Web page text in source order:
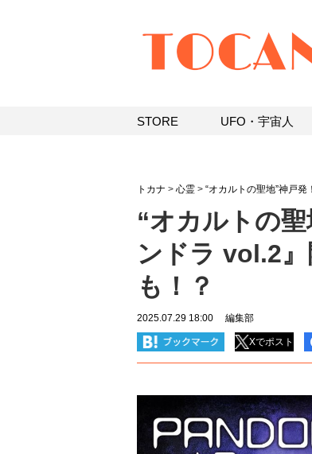
トカナ > 心霊 > “オカルトの聖地”神戸
“オカルトの
ンドラ vol.2
も！？
2025.07.29 18:00 編集部
Xでポスト
STORE UFO・宇宙人